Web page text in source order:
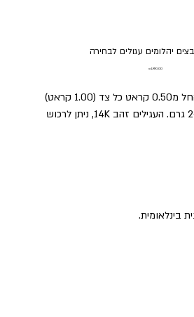
יהלומים עגולים לבחירה
מחיר
עגילי סוליטר צמודים החל מ0.50 קראט כל צד (1.00 קראט)
סה"כ ומעלה, משקל כ-2 גרם. העגילים זהב 14K, ניתן לרכוש
בינלאומית.